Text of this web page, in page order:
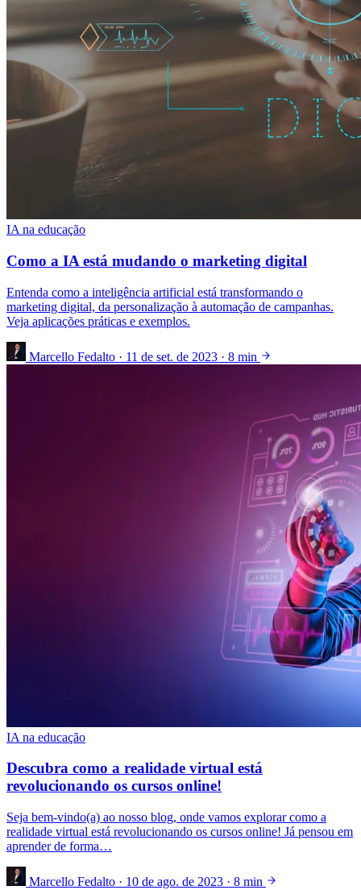
IA na educação
Como a IA está mudando o marketing digital
Entenda como a inteligência artificial está transformando o
marketing digital, da personalização à automação de campanhas.
Veja aplicações práticas e exemplos.
Marcello Fedalto · 11 de set. de 2023 · 8 min
IA na educação
Descubra como a realidade virtual está
revolucionando os cursos online!
Seja bem-vindo(a) ao nosso blog, onde vamos explorar como a
realidade virtual está revolucionando os cursos online! Já pensou em
aprender de forma…
Marcello Fedalto · 10 de ago. de 2023 · 8 min